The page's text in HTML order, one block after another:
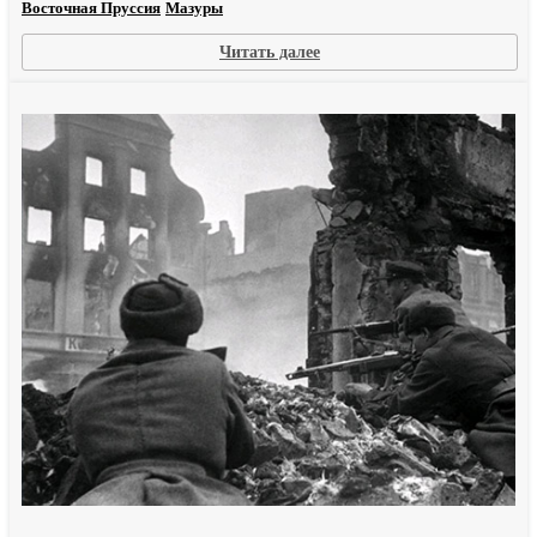
Восточная Пруссия Мазуры
Читать далее:
Знаменательный
в
Шиссомире